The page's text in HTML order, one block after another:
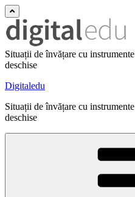
Situații de învățare cu
deschise
Digitaledu
Situații de învățare cu
deschise